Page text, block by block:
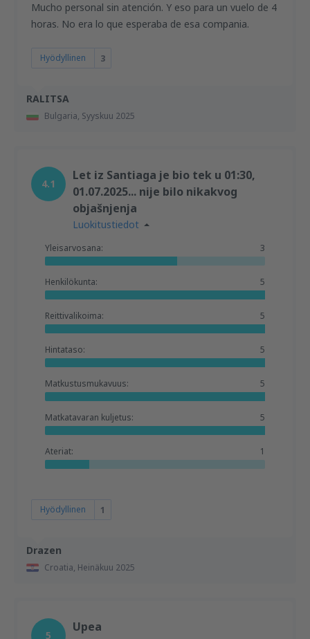
RALITSA
Bulgaria, Syyskuu 2025
Mucho personal sin atención. Y eso para un vuelo de 4
horas. No era lo que esperaba de esa compania.
Hyödyllinen 3
Drazen
Croatia, Heinäkuu 2025
4.1
Let iz Santiaga je bio tek u 01:30,
01.07.2025... nije bilo nikakvog
objašnjenja
Luokitustiedot
Yleisarvosana: 3
Henkilökunta: 5
Reittivalikoima: 5
Hintataso: 5
Matkustusmukavuus: 5
Matkatavaran kuljetus: 5
Ateriat: 1
Hyödyllinen 1
5
Upea